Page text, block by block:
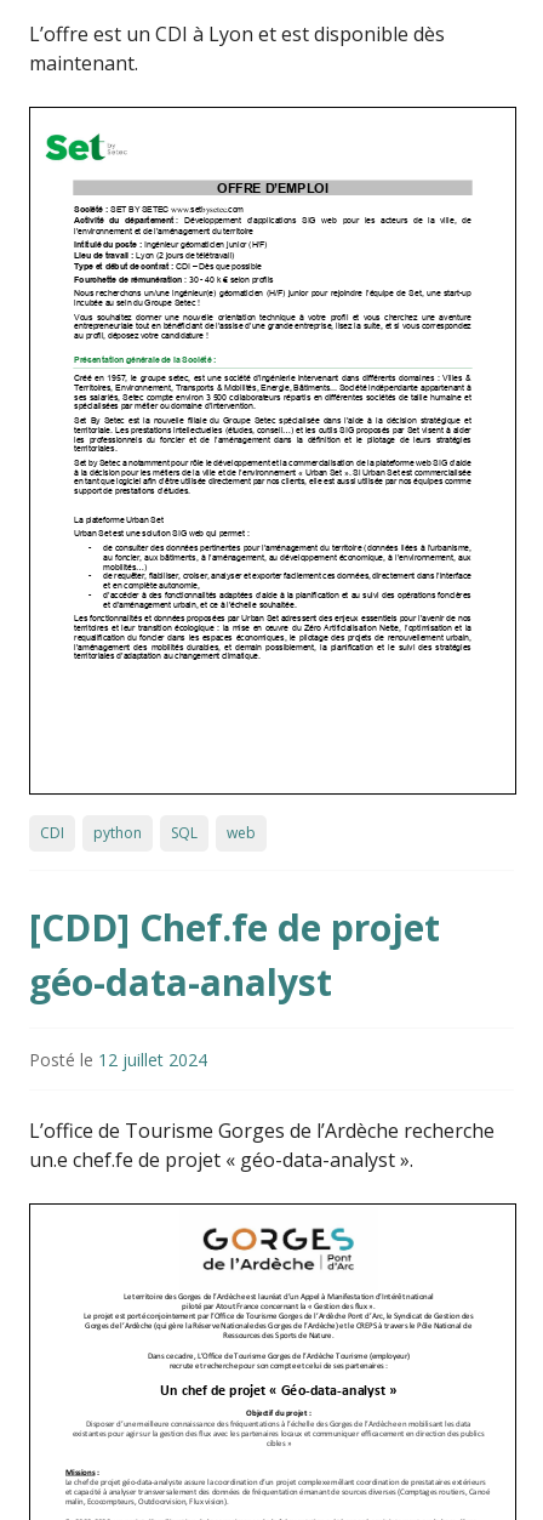
L’offre est un CDI à Lyon et est disponible dès
maintenant.
CDI python SQL web
[CDD] Chef.fe de projet
géo-data-analyst
Posté le 12 juillet 2024
L’office de Tourisme Gorges de l’Ardèche recherche
un.e chef.fe de projet « géo-data-analyst ».